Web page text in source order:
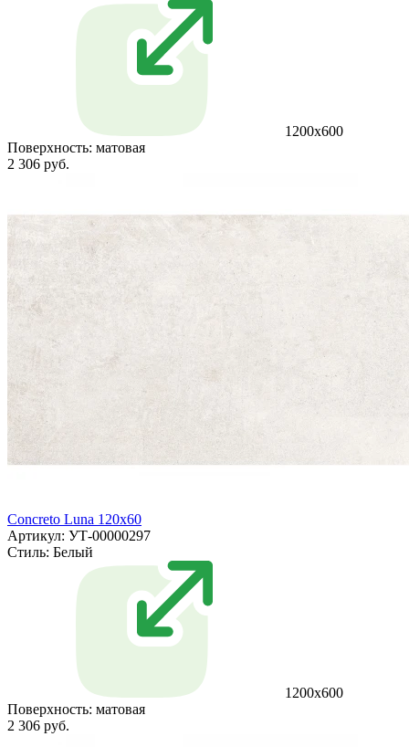
1200х600
Поверхность: матовая
2 306 руб.
Concreto Luna 120x60
Артикул: УТ-00000297
Стиль: Белый
1200х600
Поверхность: матовая
2 306 руб.